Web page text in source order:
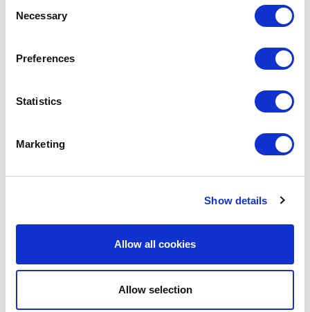
Selection
Necessary
Preferences
Statistics
Marketing
Show details
Allow all cookies
Allow selection
Farbe
1 Jahr
Befestigungsmittel